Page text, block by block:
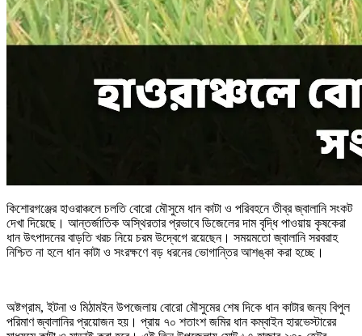
কিশোরগঞ্জের হাওরাঞ্চলে চলতি বোরো মৌসুমে ধান কাটা ও পরিবহনে তীব্র জ্বালানি সংকট
দেখা দিয়েছে। আন্তর্জাতিক অস্থিরতার প্রভাবে ডিজেলের দাম বৃদ্ধি পাওয়ায় কৃষকেরা
ধান উৎপাদনের বাড়তি খরচ নিয়ে চরম উদ্বেগে রয়েছেন। সময়মতো জ্বালানি সরবরাহ
নিশ্চিত না হলে ধান কাটা ও সংরক্ষণে বড় ধরনের ভোগান্তির আশঙ্কা করা হচ্ছে।
অষ্টগ্রাম, ইটনা ও মিঠামইন উপজেলায় বোরো মৌসুমের শেষ দিকে ধান কাটার জন্য বিপুল
পরিমাণ জ্বালানির প্রয়োজন হয়। প্রায় ৭০ শতাংশ জমির ধান কম্বাইন হারভেস্টারের